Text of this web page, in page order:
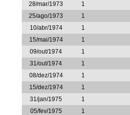
28/mar/1973
1
25/ago/1973
1
10/abr/1974
1
15/mai/1974
1
09/out/1974
1
31/out/1974
1
08/dez/1974
1
15/dez/1974
1
31/jan/1975
1
05/fev/1975
1